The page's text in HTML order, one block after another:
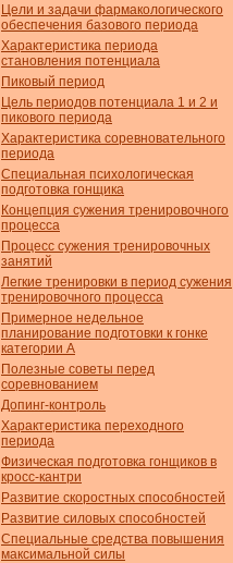
Цели и задачи фармакологического
обеспечения базового пе­риода
Характеристика периода
становления потенциала
Пиковый период
Цель периодов потенциала 1 и 2 и
пикового периода
Характеристика соревновательного
периода
Специальная психологическая
подготовка гонщика
Концепция сужения тренировочного
процесса
Процесс сужения тренировочных
занятий
Легкие тренировки в период сужения
тренировочного процесса
Примерное недельное
планирование подготовки к гонке
категории А
Полезные советы перед
соревнованием
Допинг-контроль
Характеристика переходного
периода
Физическая подготовка гонщиков в
кросс-кантри
Развитие скоростных способностей
Развитие силовых способностей
Специальные средства повышения
максимальной силы